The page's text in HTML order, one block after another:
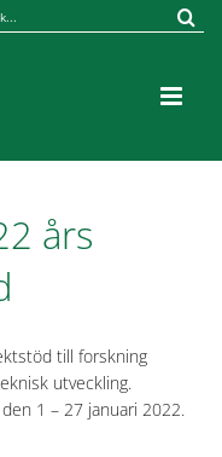
års
till forskning
utveckling.
1 – 27 januari 2022.